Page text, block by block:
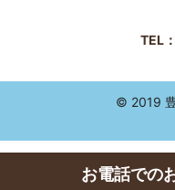
お電話での
TEL：
© 2019